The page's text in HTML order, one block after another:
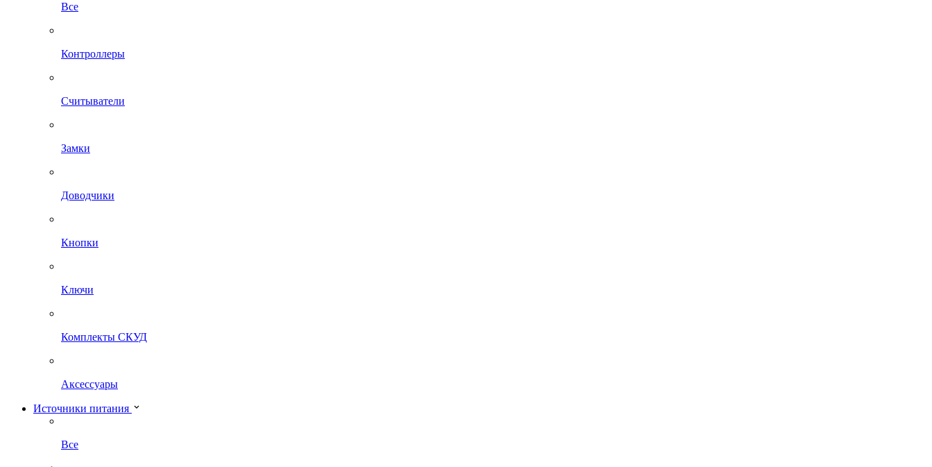
Все
Контроллеры
Считыватели
Замки
Доводчики
Кнопки
Ключи
Комплекты СКУД
Аксессуары
Источники питания
Все